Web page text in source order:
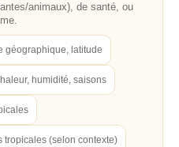
animaux), de santé, ou
géographique, latitude
humidité, saisons
tropicales (selon contexte)